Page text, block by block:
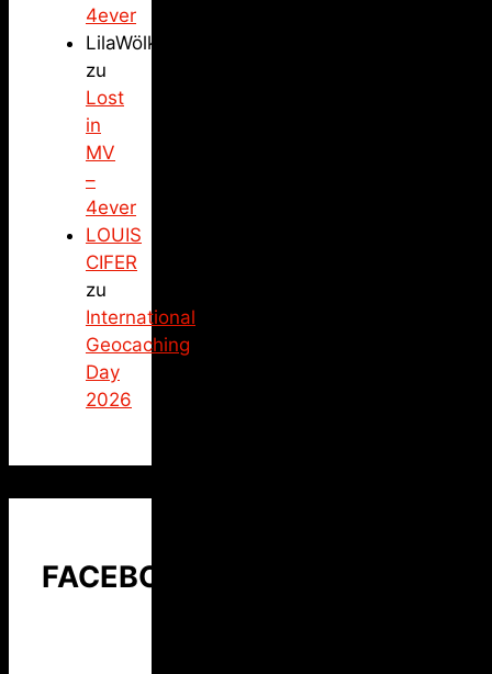
4ever
LilaWölkchen
zu
Lost
in
MV
–
4ever
LOUIS
CIFER
zu
International
Geocaching
Day
2026
FACEBOOK